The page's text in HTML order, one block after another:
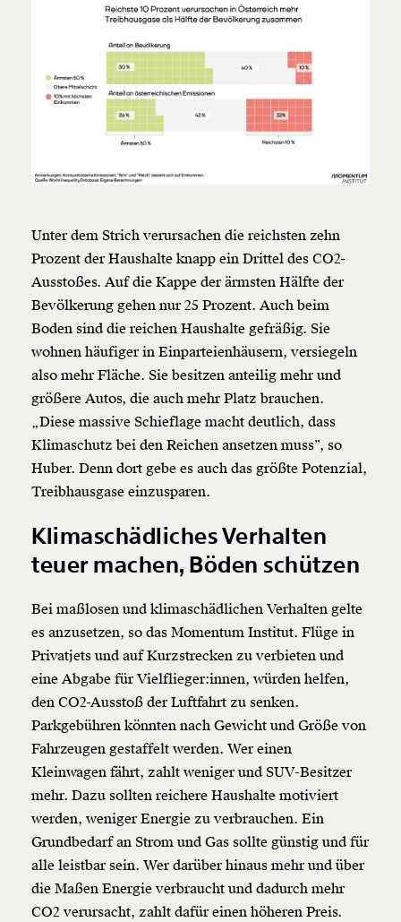
Weiter
1/3
Unter dem Strich verursachen die reichsten zehn
Prozent der Haushalte knapp ein Drittel des CO2-
Ausstoßes. Auf die Kappe der ärmsten Hälfte der
Bevölkerung gehen nur 25 Prozent. Auch beim
Boden sind die reichen Haushalte gefräßig. Sie
wohnen häufiger in Einparteienhäusern, versiegeln
also mehr Fläche. Sie besitzen anteilig mehr und
größere Autos, die auch mehr Platz brauchen.
„Diese massive Schieflage macht deutlich, dass
Klimaschutz bei den Reichen ansetzen muss”, so
Huber. Denn dort gebe es auch das größte Potenzial,
Treibhausgase einzusparen.
Klimaschädliches Verhalten
teuer machen, Böden schützen
Bei maßlosen und klimaschädlichen Verhalten gelte
es anzusetzen, so das Momentum Institut. Flüge in
Privatjets und auf Kurzstrecken zu verbieten und
eine Abgabe für Vielflieger:innen, würden helfen,
den CO2-Ausstoß der Luftfahrt zu senken.
Parkgebühren könnten nach Gewicht und Größe von
Fahrzeugen gestaffelt werden. Wer einen
Kleinwagen fährt, zahlt weniger und SUV-Besitzer
mehr. Dazu sollten reichere Haushalte motiviert
werden, weniger Energie zu verbrauchen. Ein
Grundbedarf an Strom und Gas sollte günstig und für
alle leistbar sein. Wer darüber hinaus mehr und über
die Maßen Energie verbraucht und dadurch mehr
CO2 verursacht, zahlt dafür einen höheren Preis.